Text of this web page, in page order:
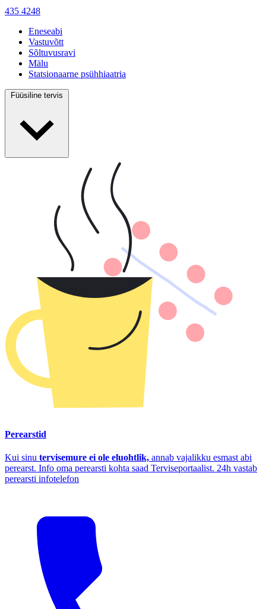
435 4248
Eneseabi
Vastuvõtt
Sõltuvusravi
Mälu
Statsionaarne psühhiaatria
Füüsiline tervis
Perearstid
Kui sinu tervisemure ei ole eluohtlik, annab vajalikku esmast abi
perearst. Info oma perearsti kohta saad Terviseportaalist. 24h vastab
perearsti infotelefon